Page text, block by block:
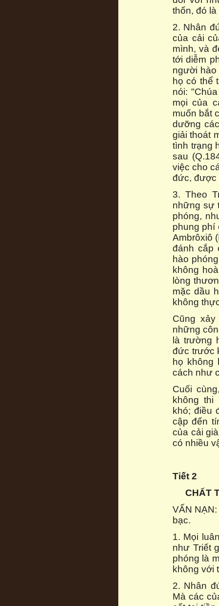
thốn, đó
2. Nhân
của cải
mình, và
tới diễm
người
họ có thể
nói:
mọi của
muốn bắt
dưỡng
giải thoát
tình trạng
sau
việc cho
đức, được
3. Theo
những sự
phóng,
phung phí
Ambrôxiô
đánh cắp
hào
không
lòng
mặc dầu
không
Cũng
những
là trường
đức trước
họ không
cách như
Cuối
không
khó; điều
cập đến
của cải
có nhiều
Tiết 2
CHẤT
VẤN
bạc.
1. Mọi
như Triết
phóng là
không với
2. Nhân
Mà các